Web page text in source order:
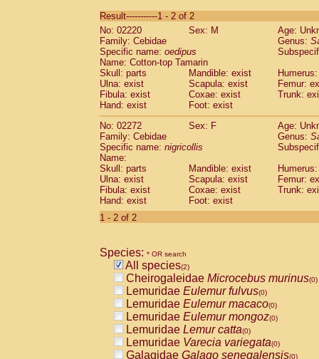
CebidaeSaguinus labiatus(0)
Cebidae Saguinus leucopus (0)
Cebidae
CebidaeSaguinus mystax
Cebidae Saguinus nigricollis (1)
Cebidae Saguinus oedipus
Cebidae Saguinus weddelli
Cebidae Saguinusspp.
Cebidae Aotus trivirgatus
Cebidae
CebidaeCebus apella
Cebidae
Cebidae Cebus nigrivittatus
Cebidae Cebusspp.(0)
Cebidae Saimiri boliviensis
CebidaeSaimiri sciureus(0)
AtelidaeAlouatta caraya(0)
Atelidae Alouatta seniculus
AtelidaeAlouatta
AtelidaeAteles belzebuth(0)
AtelidaeAteles geoffroyi(0)
AtelidaeAteles paniscus(0)
AtelidaeAtelesspp. (0)
AtelidaeLagothrix lagothricha
AtelidaeLagothrix lagothricha cana
PitheciidaeCacajao calvus
Result-----------1 - 2 of 2
No: 02220
Sex: M
Age:
Family: Cebidae
Genus:
Specific name: oedipus
Name: Cotton-top Tamarin
Skull: parts
Mandible: exist
Ulna: exist
Scapula: exist
Femur:
Fibula: exist
Coxae: exist
Trunk:
Hand: exist
Foot: exist
No: 02272
Sex: F
Age:
Family: Cebidae
Genus:
Specific name: nigricollis
Name:
Skull: parts
Mandible: exist
Ulna: exist
Scapula: exist
Femur:
Fibula: exist
Coxae: exist
Trunk:
Hand: exist
Foot: exist
1 - 2 of 2
Species: * OR search
All species(2)
Cheirogaleidae Microcebus murinus(0)
Lemuridae Eulemur fulvus(0)
Lemuridae Eulemur macaco(0)
Lemuridae Eulemur mongoz(0)
Lemuridae Lemur catta(0)
Lemuridae Varecia variegata(0)
Galagidae Galago senegalensis(0)